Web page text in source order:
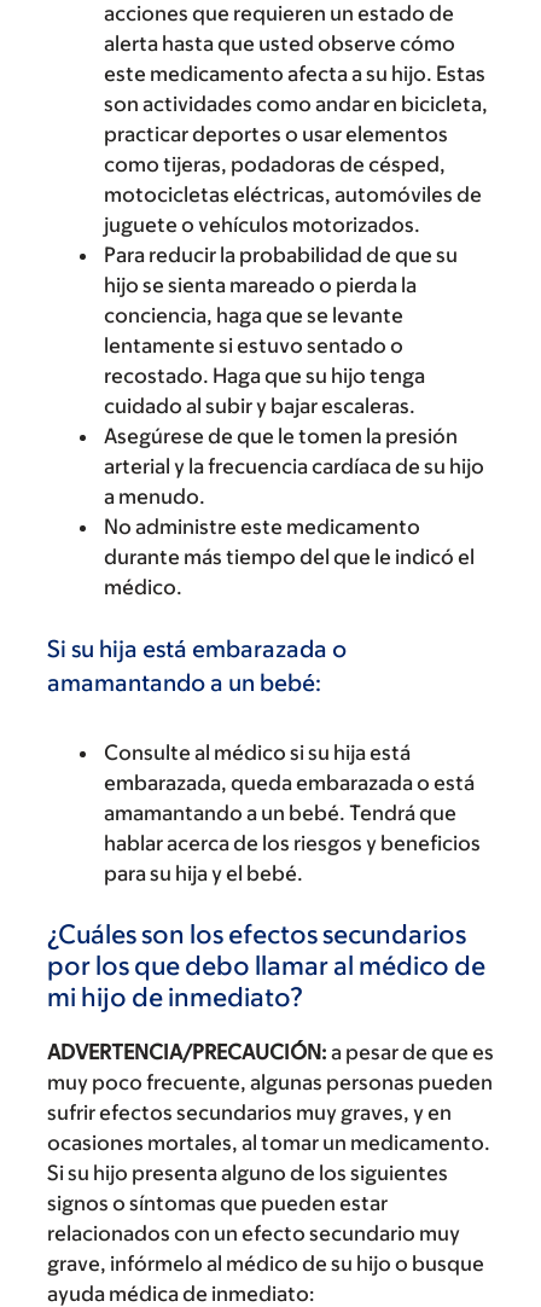
acciones que requieren un estado de
alerta hasta que usted observe cómo
este medicamento afecta a su hijo. Estas
son actividades como andar en bicicleta,
practicar deportes o usar elementos
como tijeras, podadoras de césped,
motocicletas eléctricas, automóviles de
juguete o vehículos motorizados.
Para reducir la probabilidad de que su
hijo se sienta mareado o pierda la
conciencia, haga que se levante
lentamente si estuvo sentado o
recostado. Haga que su hijo tenga
cuidado al subir y bajar escaleras.
Asegúrese de que le tomen la presión
arterial y la frecuencia cardíaca de su hijo
a menudo.
No administre este medicamento
durante más tiempo del que le indicó el
médico.
Si su hija está embarazada o
amamantando a un bebé:
Consulte al médico si su hija está
embarazada, queda embarazada o está
amamantando a un bebé. Tendrá que
hablar acerca de los riesgos y beneficios
para su hija y el bebé.
¿Cuáles son los efectos secundarios
por los que debo llamar al médico de
mi hijo de inmediato?
ADVERTENCIA/PRECAUCIÓN: a pesar de que es
muy poco frecuente, algunas personas pueden
sufrir efectos secundarios muy graves, y en
ocasiones mortales, al tomar un medicamento.
Si su hijo presenta alguno de los siguientes
signos o síntomas que pueden estar
relacionados con un efecto secundario muy
grave, infórmelo al médico de su hijo o busque
ayuda médica de inmediato: